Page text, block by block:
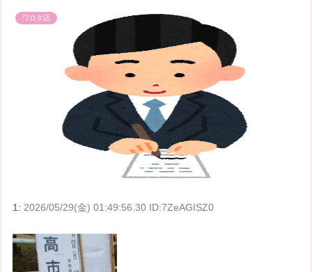
ワロタ話
1: 2026/05/29(金) 01:49:56.30 ID:7ZeAGISZ0